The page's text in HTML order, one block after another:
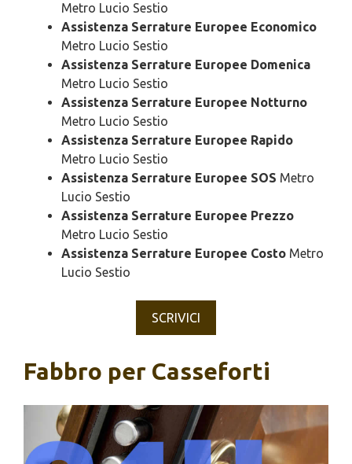
Metro Lucio Sestio
Assistenza Serrature Europee Economico
Metro Lucio Sestio
Assistenza Serrature Europee Domenica
Metro Lucio Sestio
Assistenza Serrature Europee Notturno
Metro Lucio Sestio
Assistenza Serrature Europee Rapido
Metro Lucio Sestio
Assistenza Serrature Europee SOS Metro
Lucio Sestio
Assistenza Serrature Europee Prezzo
Metro Lucio Sestio
Assistenza Serrature Europee Costo Metro
Lucio Sestio
SCRIVICI
Fabbro per Casseforti